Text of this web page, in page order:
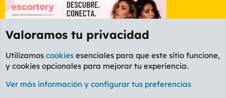
Foro General
Cookies
PL OLDSTYLE AMARILLO
Valoramos tu privacidad
Utilizamos cookies esenciales para que este sitio funcione,
y cookies opcionales para mejorar tu experiencia.
Ver más información y configurar tus preferencias